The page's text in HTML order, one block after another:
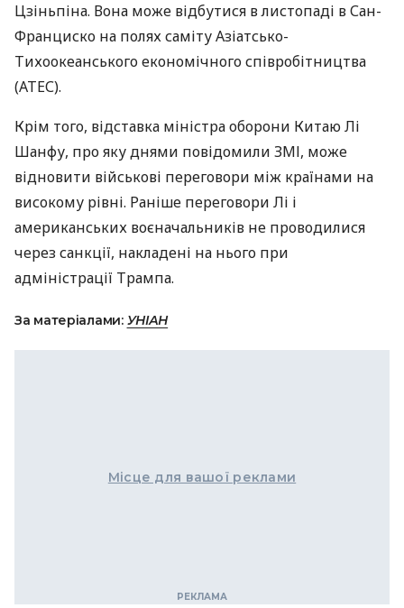
Цзіньпіна. Вона може відбутися в листопаді в Сан-
Франциско на полях саміту Азіатсько-
Тихоокеанського економічного співробітництва
(АТЕС).
Крім того, відставка міністра оборони Китаю Лі
Шанфу, про яку днями повідомили ЗМІ, може
відновити військові переговори між країнами на
високому рівні. Раніше переговори Лі і
американських воєначальників не проводилися
через санкції, накладені на нього при
адміністрації Трампа.
За матеріалами: УНІАН
Місце для вашої реклами